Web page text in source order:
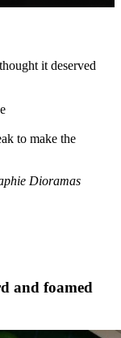
it deserved
to make the
Dioramas
and foamed